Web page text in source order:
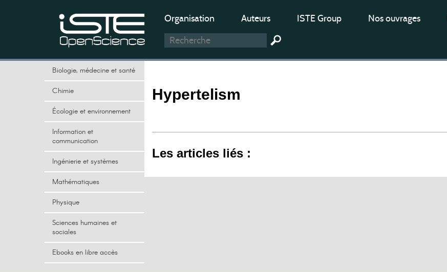
Organisation Auteurs ISTE Group Nos ouvrages
Biologie, médecine et santé
Chimie
Écologie et environnement
Information et
communication
Ingénierie et systèmes
Mathématiques
Physique
Sciences humaines et
sociales
Ebooks en libre accès
Hypertelism
Les articles liés :